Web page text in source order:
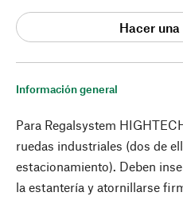
Información general
Para Regalsystem
ruedas industriales (dos de
estacionamiento). Deben
la estantería y atornillarse
Hacer